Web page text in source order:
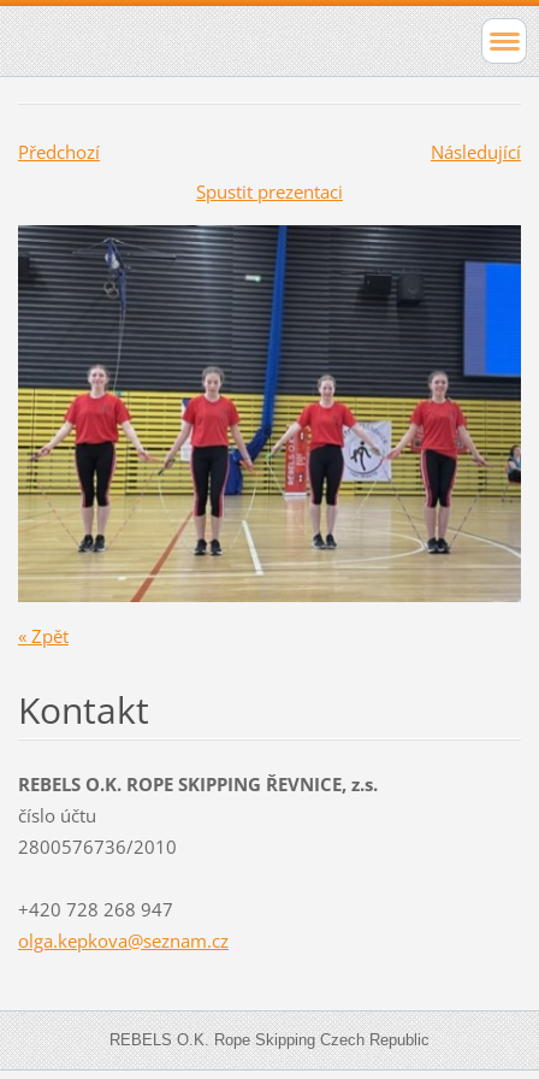
Předchozí
Následující
Spustit prezentaci
« Zpět
Kontakt
REBELS O.K. ROPE SKIPPING ŘEVNICE, z.s.
číslo účtu
2800576736/2010
+420 728 268 947
olga.kepkova@seznam.cz
REBELS O.K. Rope Skipping Czech Republic